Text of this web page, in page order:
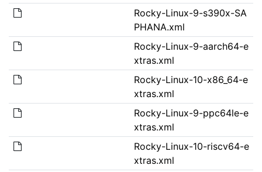
Rocky-Linux-9-s390x-SA
PHANA.xml
Rocky-Linux-9-aarch64-e
xtras.xml
Rocky-Linux-10-x86_64-e
xtras.xml
Rocky-Linux-9-ppc64le-e
xtras.xml
Rocky-Linux-10-riscv64-e
xtras.xml